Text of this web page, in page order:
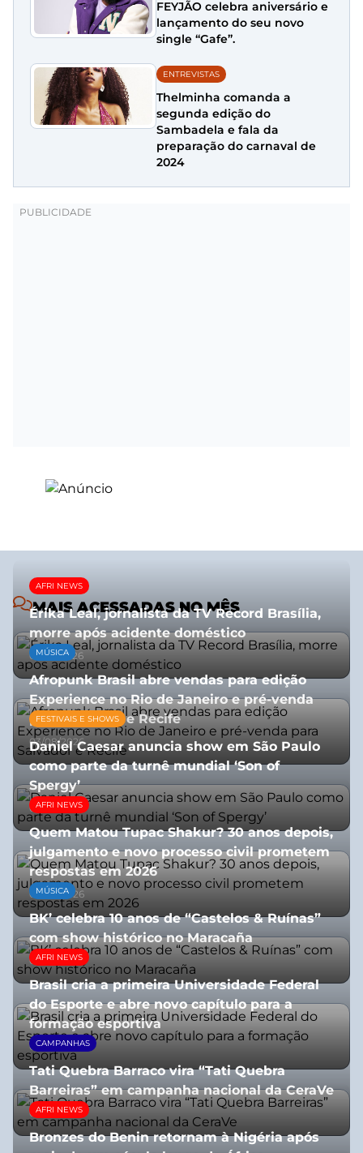
FEYJÃO celebra aniversário e
lançamento do seu novo
single “Gafe”.
ENTREVISTAS
Thelminha comanda a
segunda edição do
Sambadela e fala da
preparação do carnaval de
2024
MAIS ACESSADAS NO MÊS
AFRI NEWS
Érika Leal, jornalista da TV Record Brasília,
morre após acidente doméstico
08/07/2026
MÚSICA
Afropunk Brasil abre vendas para edição
Experience no Rio de Janeiro e pré-venda
para Salvador e Recife
03/08/2026
FESTIVAIS E SHOWS
Daniel Caesar anuncia show em São Paulo
como parte da turnê mundial ‘Son of
Spergy’
05/08/2026
AFRI NEWS
Quem Matou Tupac Shakur? 30 anos depois,
julgamento e novo processo civil prometem
respostas em 2026
05/08/2026
MÚSICA
BK’ celebra 10 anos de “Castelos & Ruínas”
com show histórico no Maracaña
06/08/2026
AFRI NEWS
Brasil cria a primeira Universidade Federal
do Esporte e abre novo capítulo para a
formação esportiva
08/07/2026
CAMPANHAS
Tati Quebra Barraco vira “Tati Quebra
Barreiras” em campanha nacional da CeraVe
08/07/2026
AFRI NEWS
Bronzes do Benin retornam à Nigéria após